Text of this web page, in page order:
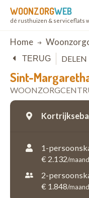
WOONZORGWEB
dé rusthuizen & serviceflats
Breadcrumb
Home
Sint-
TERUG DELEN
1-
€ 2.132/maand
2-
€ 1.848/maand